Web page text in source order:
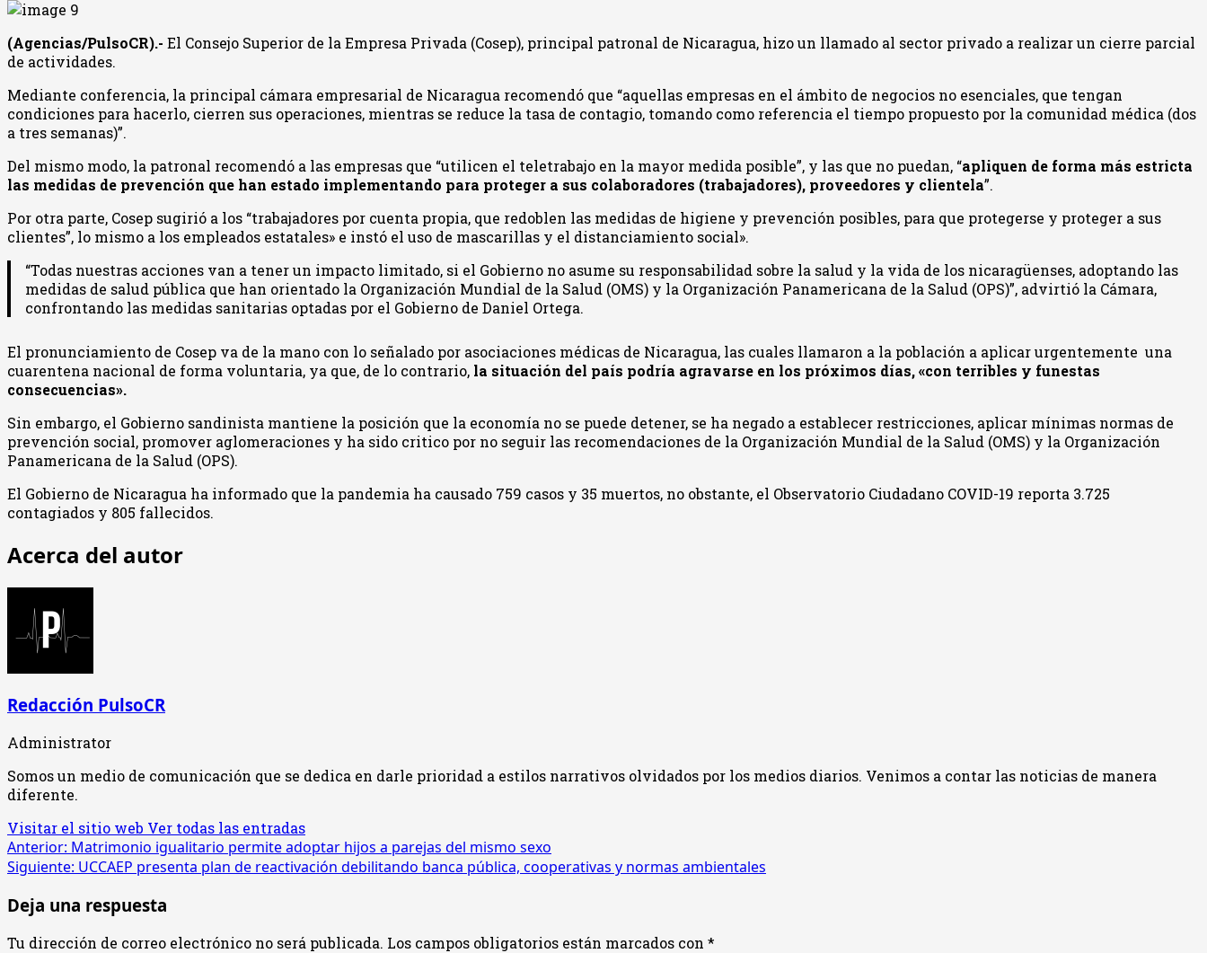
(Agencias/PulsoCR).- El Consejo Superior de la Empresa Privada (Cosep), principal patronal de Nicaragua, hizo un llamado al sector privado a realizar un cierre parcial
de actividades.
Mediante conferencia, la principal cámara empresarial de Nicaragua recomendó que “aquellas empresas en el ámbito de negocios no esenciales, que tengan
condiciones para hacerlo, cierren sus operaciones, mientras se reduce la tasa de contagio, tomando como referencia el tiempo propuesto por la comunidad médica (dos
a tres semanas)”.
Del mismo modo, la patronal recomendó a las empresas que “utilicen el teletrabajo en la mayor medida posible”, y las que no puedan, “apliquen de forma más estricta
las medidas de prevención que han estado implementando para proteger a sus colaboradores (trabajadores), proveedores y clientela”.
Por otra parte, Cosep sugirió a los “trabajadores por cuenta propia, que redoblen las medidas de higiene y prevención posibles, para que protegerse y proteger a sus
clientes”, lo mismo a los empleados estatales» e instó el uso de mascarillas y el distanciamiento social».
“Todas nuestras acciones van a tener un impacto limitado, si el Gobierno no asume su responsabilidad sobre la salud y la vida de los nicaragüenses, adoptando las
medidas de salud pública que han orientado la Organización Mundial de la Salud (OMS) y la Organización Panamericana de la Salud (OPS)”, advirtió la Cámara,
confrontando las medidas sanitarias optadas por el Gobierno de Daniel Ortega.
El pronunciamiento de Cosep va de la mano con lo señalado por asociaciones médicas de Nicaragua, las cuales llamaron a la población a aplicar urgentemente una
cuarentena nacional de forma voluntaria, ya que, de lo contrario, la situación del país podría agravarse en los próximos días, «con terribles y funestas
consecuencias».
Sin embargo, el Gobierno sandinista mantiene la posición que la economía no se puede detener, se ha negado a establecer restricciones, aplicar mínimas normas de
prevención social, promover aglomeraciones y ha sido critico por no seguir las recomendaciones de la Organización Mundial de la Salud (OMS) y la Organización
Panamericana de la Salud (OPS).
El Gobierno de Nicaragua ha informado que la pandemia ha causado 759 casos y 35 muertos, no obstante, el Observatorio Ciudadano COVID-19 reporta 3.725
contagiados y 805 fallecidos.
Acerca del autor
Redacción PulsoCR
Administrator
Somos un medio de comunicación que se dedica en darle prioridad a estilos narrativos olvidados por los medios diarios. Venimos a contar las noticias de manera
diferente.
Visitar el sitio web Ver todas las entradas
Navegación
de
entradas
Anterior: Matrimonio igualitario permite adoptar hijos a parejas del mismo sexo
Siguiente: UCCAEP presenta plan de reactivación debilitando banca pública, cooperativas y normas ambientales
Deja una respuesta
Tu dirección de correo electrónico no será publicada. Los campos obligatorios están marcados con *